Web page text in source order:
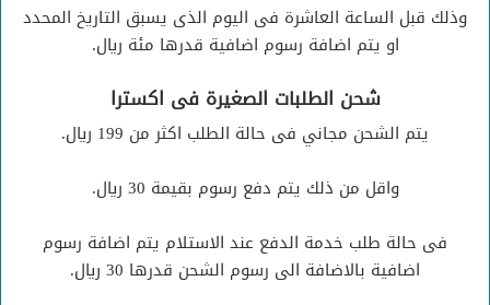
وذلك قبل الساعة العاشرة فى اليوم الذى يسبق التاريخ المحدد
او يتم اضافة رسوم اضافية قدرها مئة ريال.
شحن الطلبات الصغيرة فى اكسترا
يتم الشحن مجاني فى حالة الطلب اكثر من 199 ريال.
واقل من ذلك يتم دفع رسوم بقيمة 30 ريال.
فى حالة طلب خدمة الدفع عند الاستلام يتم اضافة رسوم
اضافية بالاضافة الى رسوم الشحن قدرها 30 ريال.